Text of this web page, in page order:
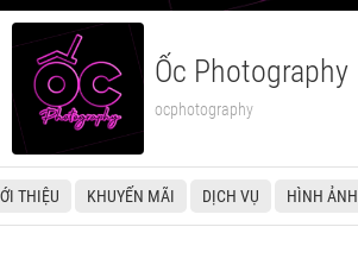
Ốc Photography
ocphotography
THIỆU KHUYẾN MÃI DỊCH VỤ HÌNH ẢNH